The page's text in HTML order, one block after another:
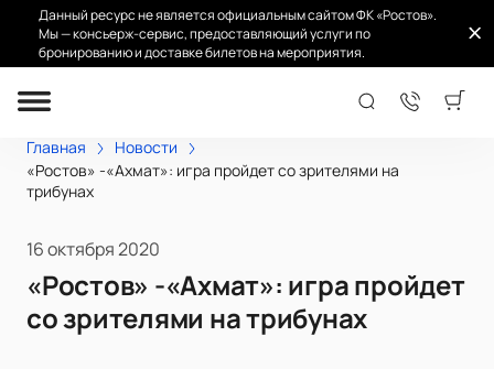
Данный ресурс не является официальным сайтом ФК «Ростов».
Мы — консьерж-сервис, предоставляющий услуги по
бронированию и доставке билетов на мероприятия.
Главная
Новости
«Ростов» -«Ахмат»: игра пройдет со зрителями на
трибунах
16 октября 2020
«Ростов» -«Ахмат»: игра пройдет
со зрителями на трибунах